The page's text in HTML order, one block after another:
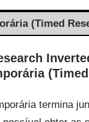
(Timed
termina